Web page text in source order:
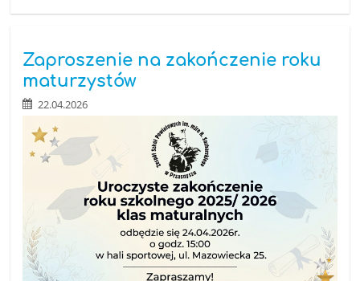
Zaproszenie na zakończenie roku
maturzystów
22.04.2026